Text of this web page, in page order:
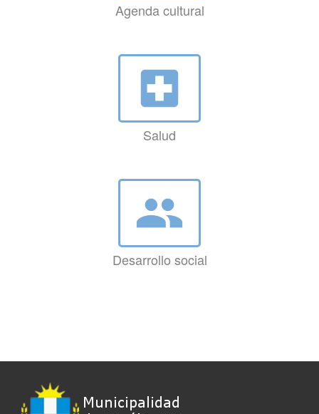
Agenda cultural
local_hospital
Salud
group
Desarrollo social